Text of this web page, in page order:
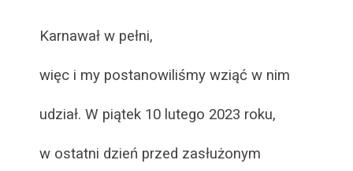
Karnawał w pełni,
więc i my postanowiliśmy wziąć w nim
udział. W piątek 10 lutego 2023 roku,
w ostatni dzień przed zasłużonym